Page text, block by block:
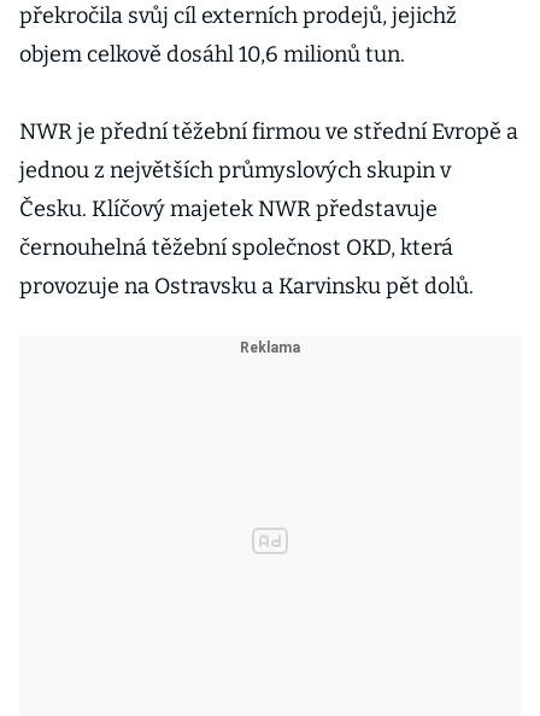
překročila svůj cíl externích prodejů, jejichž
objem celkově dosáhl 10,6 milionů tun.
NWR je přední těžební firmou ve střední Evropě a
jednou z největších průmyslových skupin v
Česku. Klíčový majetek NWR představuje
černouhelná těžební společnost OKD, která
provozuje na Ostravsku a Karvinsku pět dolů.